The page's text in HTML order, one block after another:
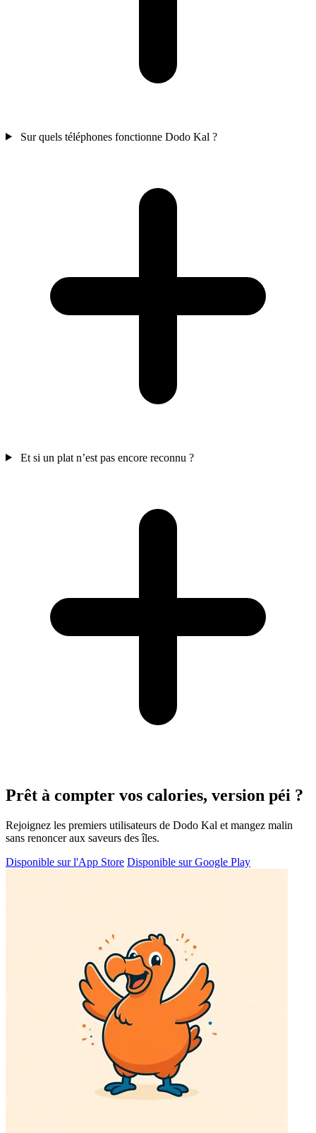
Sur quels téléphones fonctionne Dodo Kal ?
Et si un plat n’est pas encore reconnu ?
Prêt à compter vos calories, version péi ?
Rejoignez les premiers utilisateurs de Dodo Kal et mangez malin
sans renoncer aux saveurs des îles.
Disponible sur l'App Store Disponible sur Google Play